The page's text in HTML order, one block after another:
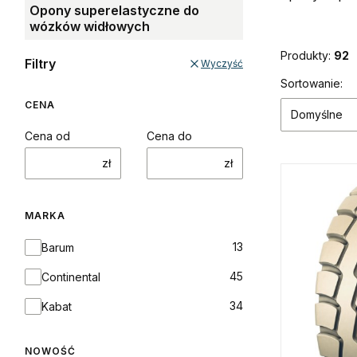
Produkty: 92
Lista
Sortowanie:
Domyślne
Opony superelastyczne do
wózków widłowych
Filtry Wyczyść
CENA
Cena od
zł
Cena do
zł
MARKA
Marka
Barum 13
Continental 45
Kabat 34
NOWOŚĆ